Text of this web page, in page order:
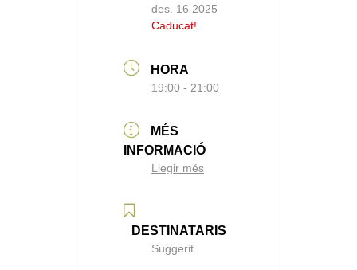
des. 16 2025
Caducat!
HORA
19:00 - 21:00
MÉS
INFORMACIÓ
Llegir més
DESTINATARIS
Suggerit